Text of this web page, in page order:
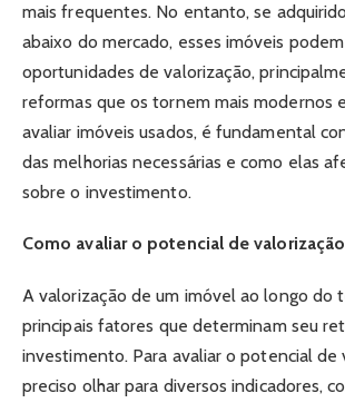
mais frequentes. No entanto, se
abaixo do mercado, esses imóveis
oportunidades de valorização,
reformas que os tornem mais modernos
avaliar imóveis usados, é fundamental
das melhorias necessárias e como elas
sobre o investimento.
Como avaliar o potencial de
A valorização de um imóvel ao longo do
principais fatores que determinam seu
investimento. Para avaliar o potencial de
preciso olhar para diversos indicadores,